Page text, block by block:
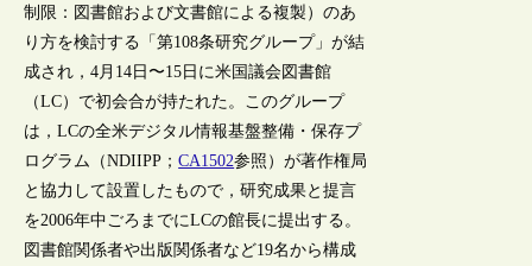
制限：図書館および文書館による複製）のあ
り方を検討する「第108条研究グループ」が結
成され，4月14日〜15日に米国議会図書館
（LC）で初会合が持たれた。このグループ
は，LCの全米デジタル情報基盤整備・保存プ
ログラム（NDIIPP；CA1502参照）が著作権局
と協力して設置したもので，研究成果と提言
を2006年中ごろまでにLCの館長に提出する。
図書館関係者や出版関係者など19名から構成